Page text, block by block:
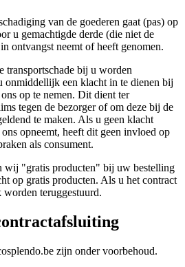
van de goederen gaat (pas) op
u gemachtigde derde (die niet de
ontvangst neemt of heeft genomen.
transportschade bij u worden
onmiddellijk een klacht in te dienen bij
op te nemen. Dit dient ter
tegen de bezorger of om deze bij de
te maken. Als u geen klacht
opneemt, heeft dit geen invloed op
als consument.
wij "gratis producten" bij uw bestelling
op gratis producten. Als u het contract
worden teruggestuurd.
zijn onder voorbehoud.